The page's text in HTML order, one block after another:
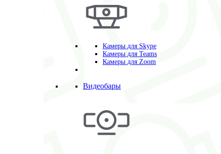
Камеры для Skype
Камеры для Teams
Камеры для Zoom
Видеобары